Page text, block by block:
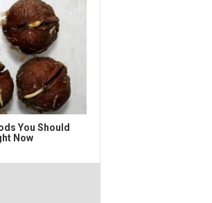
You Should
Now